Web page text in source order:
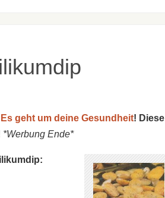
Es geht um deine Gesundheit! Diese
*Werbung Ende*